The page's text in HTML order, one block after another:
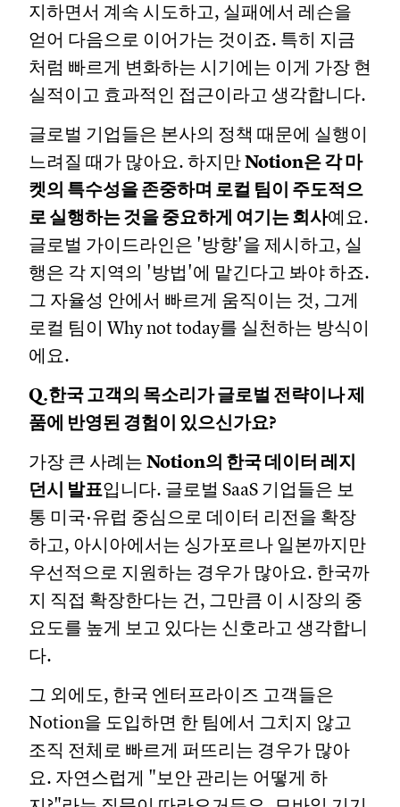
지하면서 계속 시도하고, 실패에서 레슨을
얻어 다음으로 이어가는 것이죠. 특히 지금
처럼 빠르게 변화하는 시기에는 이게 가장 현
실적이고 효과적인 접근이라고 생각합니다.
글로벌 기업들은 본사의 정책 때문에 실행이
느려질 때가 많아요. 하지만Notion은 각 마
켓의 특수성을 존중하며 로컬 팀이 주도적으
로 실행하는 것을 중요하게 여기는 회사예요.
글로벌 가이드라인은 '방향'을 제시하고, 실
행은 각 지역의 '방법'에 맡긴다고 봐야 하죠.
그 자율성 안에서 빠르게 움직이는 것, 그게
로컬 팀이 Why not today를 실천하는 방식이
에요.
Q.한국 고객의 목소리가 글로벌 전략이나 제
품에 반영된 경험이 있으신가요?
가장 큰 사례는 Notion의 한국 데이터 레지
던시 발표입니다. 글로벌 SaaS 기업들은 보
통 미국·유럽 중심으로 데이터 리전을 확장
하고, 아시아에서는 싱가포르나 일본까지만
우선적으로 지원하는 경우가 많아요. 한국까
지 직접 확장한다는 건, 그만큼 이 시장의 중
요도를 높게 보고 있다는 신호라고 생각합니
다.
그 외에도, 한국 엔터프라이즈 고객들은
Notion을 도입하면 한 팀에서 그치지 않고
조직 전체로 빠르게 퍼뜨리는 경우가 많아
요. 자연스럽게 "보안 관리는 어떻게 하